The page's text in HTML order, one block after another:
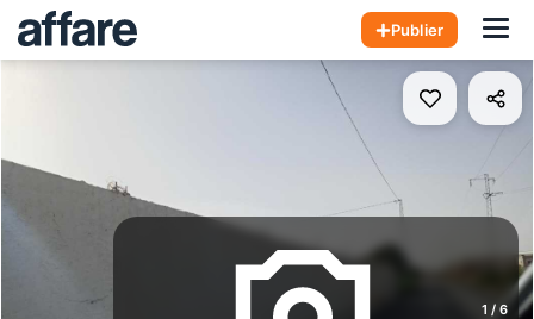
Publier
1 / 6